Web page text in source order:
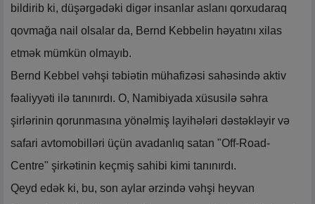
bildirib ki, düşərgədəki digər insanlar aslanı qorxudaraq
qovmağa nail olsalar da, Bernd Kebbelin həyatını xilas
etmək mümkün olmayıb.
Bernd Kebbel vəhşi təbiətin mühafizəsi sahəsində aktiv
fəaliyyəti ilə tanınırdı. O, Namibiyada xüsusilə səhra
şirlərinin qorunmasına yönəlmiş layihələri dəstəkləyir və
safari avtomobilləri üçün avadanlıq satan "Off-Road-
Centre" şirkətinin keçmiş sahibi kimi tanınırdı.
Qeyd edək ki, bu, son aylar ərzində vəhşi heyvan